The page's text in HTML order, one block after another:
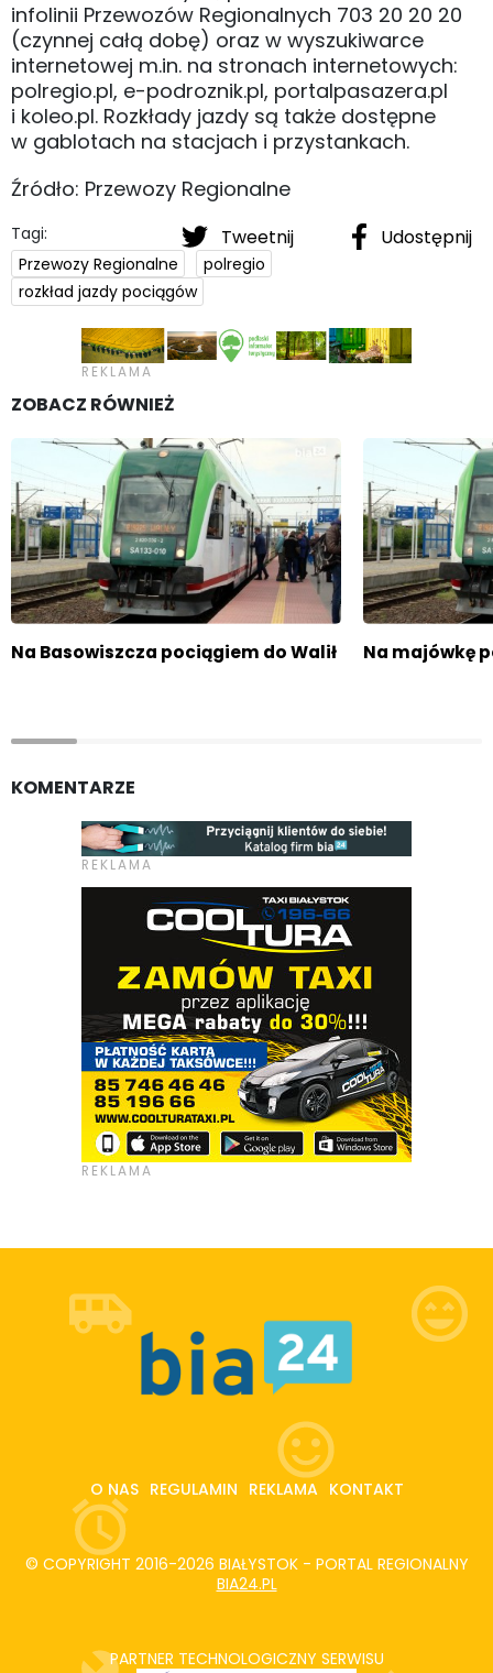
infolinii Przewozów Regionalnych 703 20 20 20
(czynnej całą dobę) oraz w wyszukiwarce
internetowej m.in. na stronach internetowych:
polregio.pl, e-podroznik.pl, portalpasazera.pl
i koleo.pl. Rozkłady jazdy są także dostępne
w gablotach na stacjach i przystankach.
Źródło: Przewozy Regionalne
Tweetnij Udostępnij
Tagi:
Przewozy Regionalne
polregio
rozkład jazdy pociągów
ZOBACZ RÓWNIEŻ
Na Basowiszcza pociągiem do Walił Na majówkę
KOMENTARZE
O NAS REGULAMIN REKLAMA KONTAKT
© COPYRIGHT 2016-2026 BIAŁYSTOK - PORTAL REGIONALNY
BIA24.PL
PARTNER TECHNOLOGICZNY SERWISU